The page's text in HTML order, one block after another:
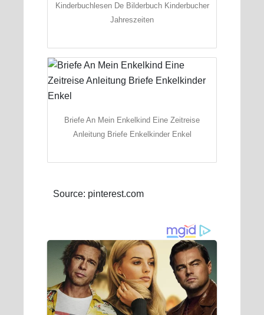
Kinderbuchlesen De Bilderbuch Kinderbucher
Jahreszeiten
Briefe An Mein Enkelkind Eine Zeitreise
Anleitung Briefe Enkelkinder Enkel
Source: pinterest.com